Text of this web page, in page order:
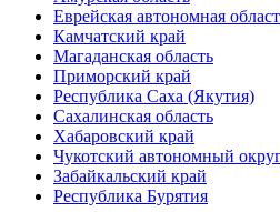
Еврейская автономная
Камчатский край
Магаданская область
Приморский край
Республика Саха (Якутия)
Сахалинская область
Хабаровский край
Чукотский автономный
Забайкальский край
Республика Бурятия